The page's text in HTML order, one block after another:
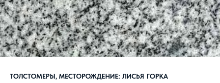
ТОЛСТОМЕРЫ, МЕСТОРОЖДЕНИЕ: ЛИСЬЯ ГОРКА